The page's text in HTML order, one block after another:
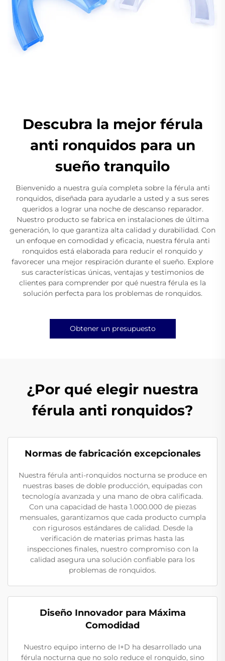
Descubra la mejor férula
anti ronquidos para un
sueño tranquilo
Bienvenido a nuestra guía completa sobre la férula anti
ronquidos, diseñada para ayudarle a usted y a sus seres
queridos a lograr una noche de descanso reparador.
Nuestro producto se fabrica en instalaciones de última
generación, lo que garantiza alta calidad y durabilidad. Con
un enfoque en comodidad y eficacia, nuestra férula anti
ronquidos está elaborada para reducir el ronquido y
favorecer una mejor respiración durante el sueño. Explore
sus características únicas, ventajas y testimonios de
clientes para comprender por qué nuestra férula es la
solución perfecta para los problemas de ronquidos.
Obtener un presupuesto
¿Por qué elegir nuestra
férula anti ronquidos?
Normas de fabricación excepcionales
Nuestra férula anti-ronquidos nocturna se produce en
nuestras bases de doble producción, equipadas con
tecnología avanzada y una mano de obra calificada.
Con una capacidad de hasta 1.000.000 de piezas
mensuales, garantizamos que cada producto cumpla
con rigurosos estándares de calidad. Desde la
verificación de materias primas hasta las
inspecciones finales, nuestro compromiso con la
calidad asegura una solución confiable para los
problemas de ronquidos.
Diseño Innovador para Máxima
Comodidad
Nuestro equipo interno de I+D ha desarrollado una
férula nocturna que no solo reduce el ronquido, sino